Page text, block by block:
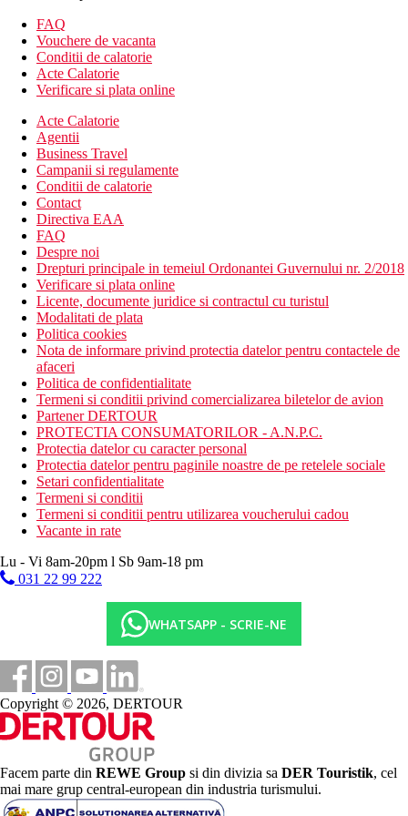
DELUXE: servicii superioare, apartamente in zone privilegiate
ale statiunii, piscine private, zone exclusive pe plaja, meniu de
bauturi premium, tratamente spa gratuite, room service 24 de ore
pe zi si concierge personal.
Descrierea hotelului
Hotelul dispune de:
hol de intrare cu receptie
restaurant tip bufet principal
6 restaurante a la carte (mancaruri mediteraneene,
spaniole, grecesti, asiatice, italiene si internationale)
bar pe plaja
bar langa piscina
lobby bar
8 piscine exterioare si interioare
terasa la soare
sezlonguri si umbrele gratuite
partea Deluxe numai pentru clientii in camere cu serviciu
Deluxe
serviciu de trezire
room service
camera de bagaje
bancomat
parcare
sala de fitness
babysitting (contra cost)
Descrierea plajei
plaja cu pietris chiar langa hotel (pietre la intrarea in apa -
sezlonguri si umbrele gratuite pe plaja
aerobic
pilates
baschet
echipament de tenis
tenis de masa
darts
inchiriere biciclete
sporturi acvatice nemotorizate pe plaja (gratuit 20 min.
zilnic).
Activitati sportive contra cost
FAQ
Vouchere de vacanta
Conditii de calatorie
Acte Calatorie
Verificare si plata online
Acte Calatorie
Agentii
Business Travel
Campanii si regulamente
Conditii de calatorie
Contact
Directiva EAA
FAQ
Despre noi
Drepturi principale in temeiul Ordonantei Guvernului nr. 2/2018
Verificare si plata online
Licente, documente juridice si contractul cu turistul
Modalitati de plata
Politica cookies
Nota de informare privind protectia datelor pentru contactele de
afaceri
Politica de confidentialitate
Termeni si conditii privind comercializarea biletelor de avion
Partener DERTOUR
PROTECTIA CONSUMATORILOR - A.N.P.C.
Protectia datelor cu caracter personal
Protectia datelor pentru paginile noastre de pe retelele sociale
Setari confidentialitate
Termeni si conditii
Termeni si conditii pentru utilizarea voucherului cadou
Vacante in rate
Lu - Vi 8am-20pm l Sb 9am-18 pm
031 22 99 222
WHATSAPP - SCRIE-NE
Copyright © 2026, DERTOUR
Facem parte din REWE Group si din divizia sa DER Touristik, cel
mai mare grup central-european din industria turismului.